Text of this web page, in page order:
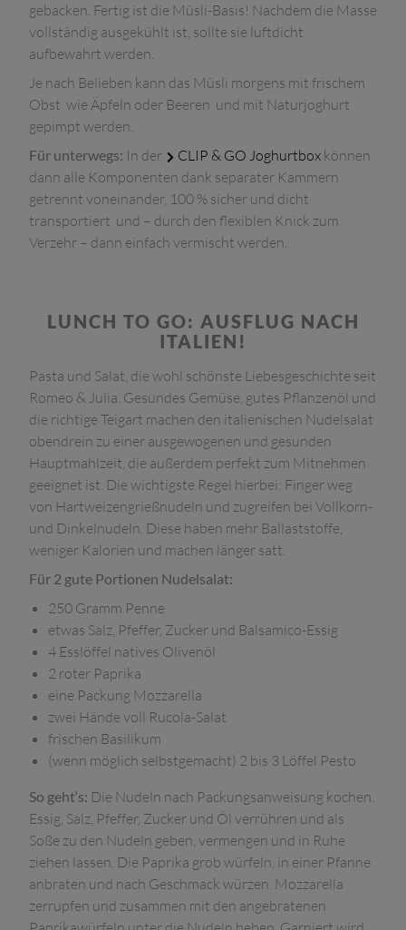
gebacken. Fertig ist die Müsli-Basis! Nachdem die Masse
vollständig ausgekühlt ist, sollte sie luftdicht
aufbewahrt werden.
Je nach Belieben kann das Müsli morgens mit frischem
Obst wie Äpfeln oder Beeren und mit Naturjoghurt
gepimpt werden.
Für unterwegs: In der CLIP & GO Joghurtbox können
dann alle Komponenten dank separater Kammern
getrennt voneinander, 100 % sicher und dicht
transportiert und – durch den flexiblen Knick zum
Verzehr – dann einfach vermischt werden.
LUNCH TO GO: AUSFLUG NACH
ITALIEN!
Pasta und Salat, die wohl schönste Liebesgeschichte seit
Romeo & Julia. Gesundes Gemüse, gutes Pflanzenöl und
die richtige Teigart machen den italienischen Nudelsalat
obendrein zu einer ausgewogenen und gesunden
Hauptmahlzeit, die außerdem perfekt zum Mitnehmen
geeignet ist. Die wichtigste Regel hierbei: Finger weg
von Hartweizengrießnudeln und zugreifen bei Vollkorn-
und Dinkelnudeln. Diese haben mehr Ballaststoffe,
weniger Kalorien und machen länger satt.
Für 2 gute Portionen Nudelsalat:
250 Gramm Penne
etwas Salz, Pfeffer, Zucker und Balsamico-Essig
4 Esslöffel natives Olivenöl
2 roter Paprika
eine Packung Mozzarella
zwei Hände voll Rucola-Salat
frischen Basilikum
(wenn möglich selbstgemacht) 2 bis 3 Löffel Pesto
So geht‘s: Die Nudeln nach Packungsanweisung kochen.
Essig, Salz, Pfeffer, Zucker und Öl verrühren und als
Soße zu den Nudeln geben, vermengen und in Ruhe
ziehen lassen. Die Paprika grob würfeln, in einer Pfanne
anbraten und nach Geschmack würzen. Mozzarella
zerrupfen und zusammen mit den angebratenen